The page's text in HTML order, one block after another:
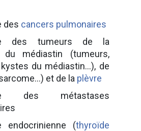
des cancers pulmonaires
des tumeurs de la
du médiastin (tumeurs,
du médiastin…), de
et de la plèvre
des métastases
endocrinienne (thyroïde